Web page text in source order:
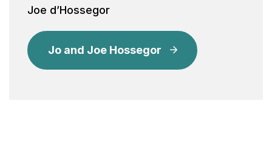
Joe d’Hossegor
Jo and Joe Hossegor